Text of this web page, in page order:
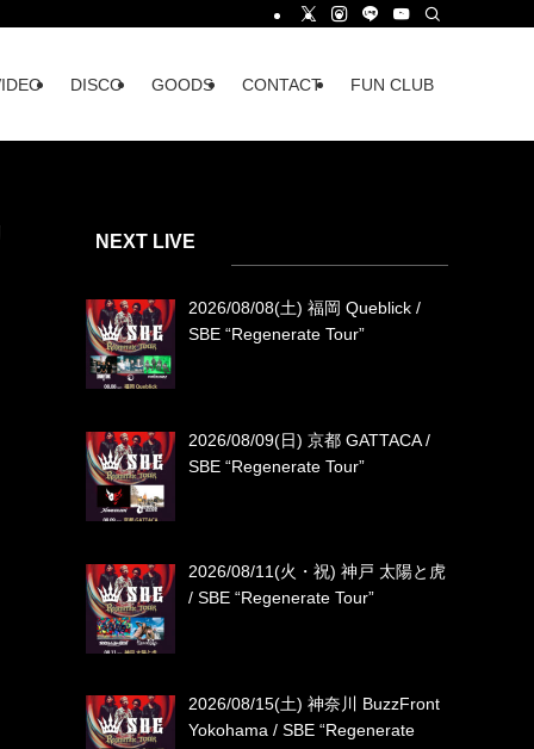
DISCO GOODS CONTACT FUN CLUB
NEXT LIVE
2026/08/08(土) 福岡 Queblick /
SBE “Regenerate Tour”
2026/08/09(日) 京都 GATTACA /
SBE “Regenerate Tour”
2026/08/11(火・祝) 神戸 太陽と虎
/ SBE “Regenerate Tour”
2026/08/15(土) 神奈川 BuzzFront
Yokohama / SBE “Regenerate